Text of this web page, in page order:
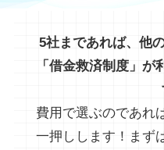
5社まであれば、他
「借金救済制度」が
費用で選ぶのであれ
一押しします！まず